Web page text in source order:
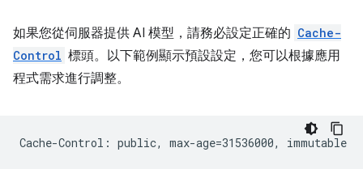
如果您從伺服器提供 AI 模型，請務必設定正確的 Cache-
Control 標頭。以下範例顯示預設設定，您可以根據應用
程式需求進行調整。